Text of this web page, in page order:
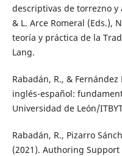
descriptivas de torrezno y
& L. Arce Romeral (Eds.),
teoría y práctica de la
Lang.
Rabadán, R., &
inglés-español:
Universidad de León/
Rabadán, R., Pizarro
(2021). Authoring